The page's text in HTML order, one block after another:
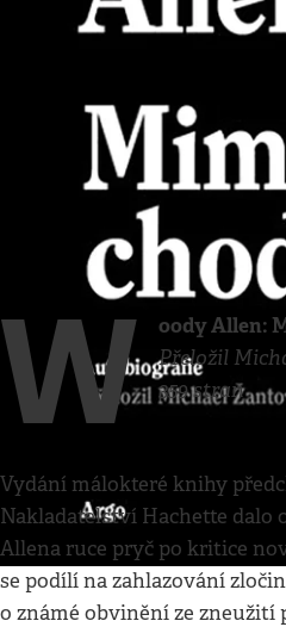
28. 3. 2021 minuty
Knižní tipy
W
oody Allen:
Přeložil
359 stran
Vydání málokteré knihy
Nakladatelství Hachette dalo
Allena ruce pryč po kritice
se podílí na zahlazování
o známé obvinění ze zneužití